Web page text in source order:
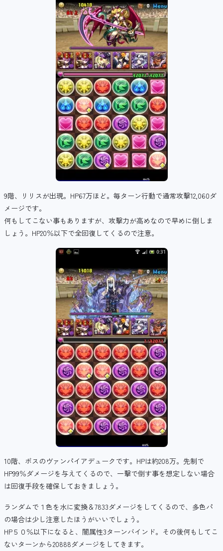
9階、リリスが出現。HP67万ほど。毎ターン行動で通常攻撃12,060ダ
メージです。
何もしてこない事もありますが、攻撃力が高めなので早めに倒しま
しょう。HP20％以下で全回復してくるので注意。
10階、ボスのヴァンパイアデュークです。HPは約208万。先制で
HP99％ダメージを与えてくるので、一撃で倒す事を想定しない場合
は回復手段を確保しておきましょう。
ランダムで１色を水に変換＆7833ダメージをしてくるので、多色パ
の場合は少し注意したほうがいいでしょう。
HP５０％以下になると、闇属性3ターンバインド。その後何もしてこ
ないターンから20888ダメージをしてきます。